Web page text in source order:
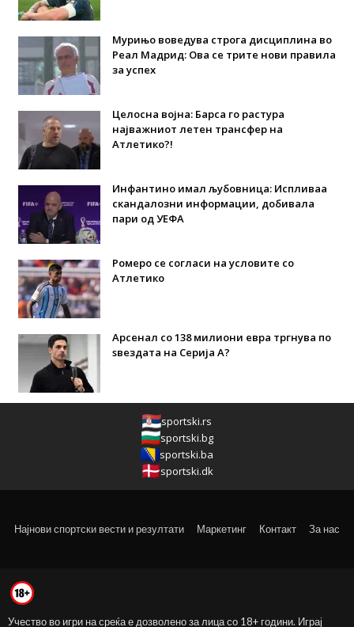
Мурињо воведува строга дисциплина во
Реал Мадрид: Ова се трите нови правила
за успех
Целосна војна: Барса го растура
најважниот летен трансфер на
Атлетико?!
Инфантино имал љубовница: Испливаа
скандалозни информации, добивала
пари од УЕФА
Ромеро се согласи на условите со
Атлетико
Арсенал со 138 милиони евра тргнува по
ѕвездата на Серија А?
sportski.rs
sportski.bg
sportski.ba
sportski.dk
Најнови спортски вести и резултати Маркетинг Контакт За нас
Учество во игри на среќа е дозволено за лица со 18+ години. Играј